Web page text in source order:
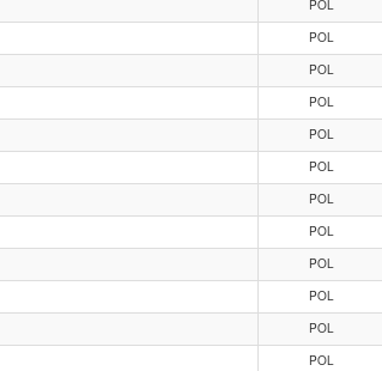
POL
POL
POL
POL
POL
POL
POL
POL
POL
POL
POL
POL